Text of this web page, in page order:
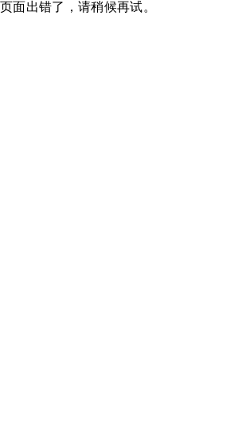
页面出错了，请稍候再试。